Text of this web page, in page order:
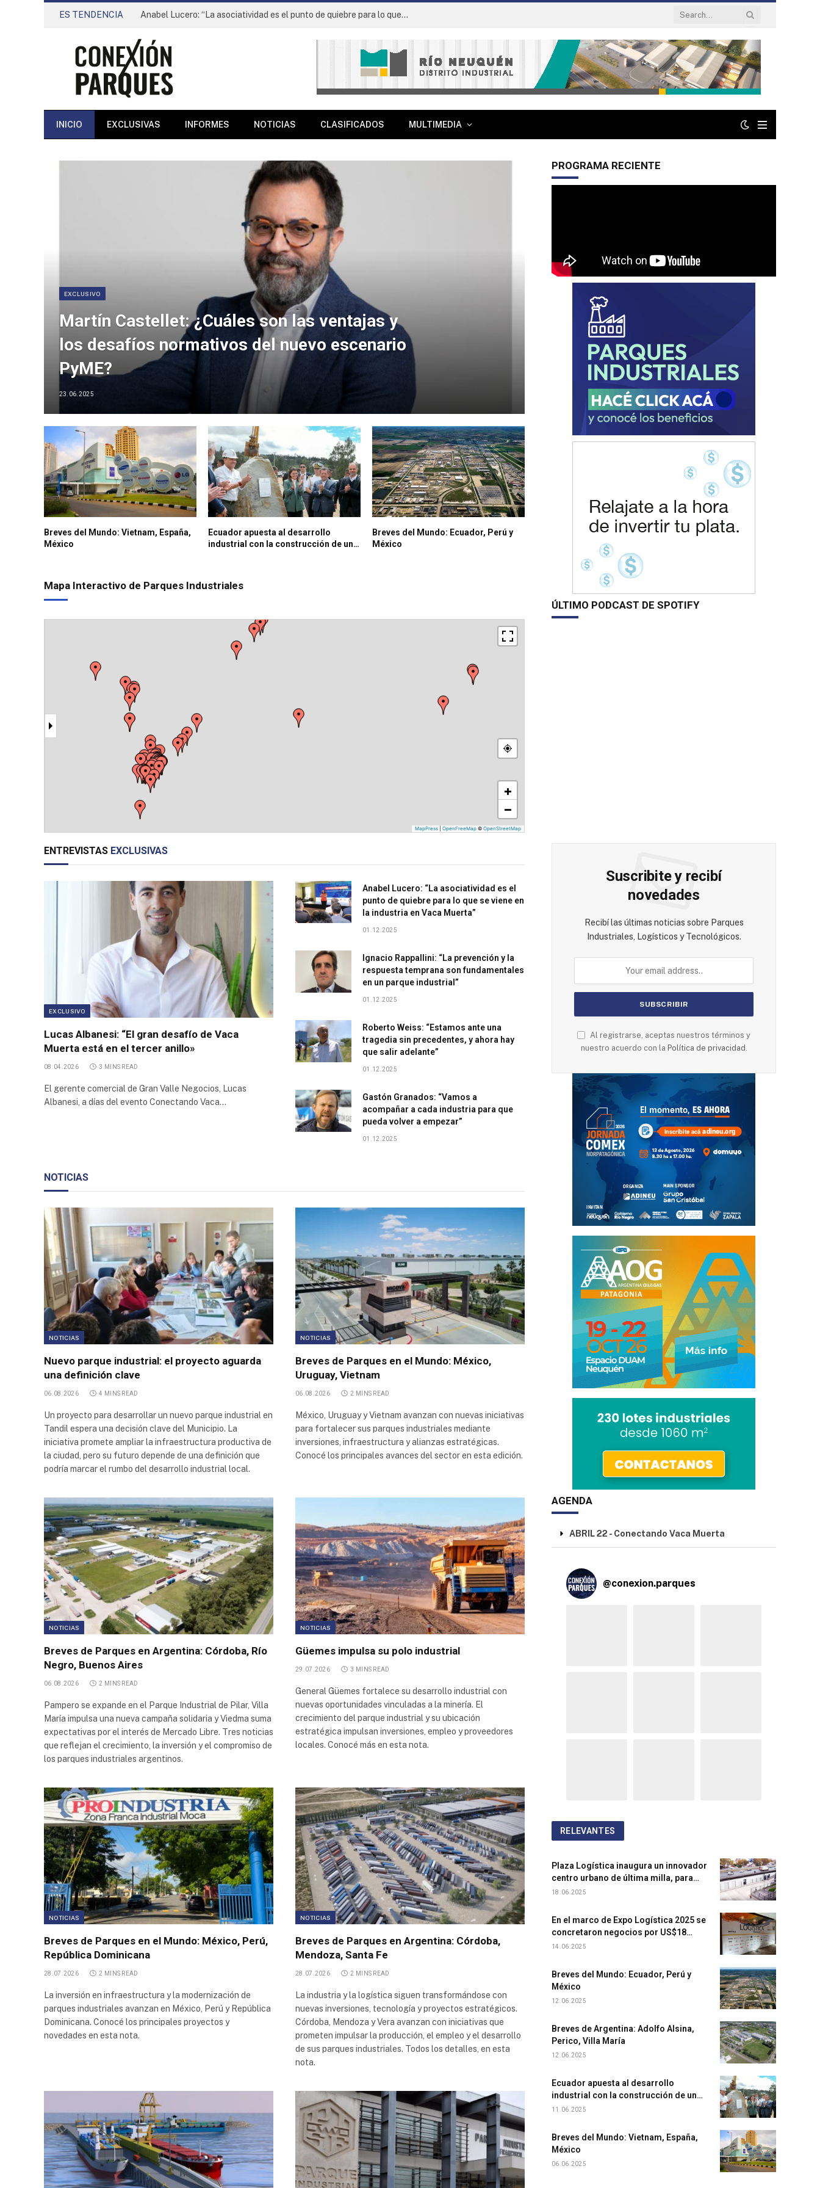
ES TENDENCIA Ignacio Rappallini: “La prevención y la respuesta temprana son fundamentales en un parque industrial”
INICIO EXCLUSIVAS INFORMES NOTICIAS CLASIFICADOS MULTIMEDIA
EXCLUSIVO
Martín Castellet: ¿Cuáles son las ventajas y
los desafíos normativos del nuevo escenario
PyME?
23.06.2025
Breves del Mundo: Vietnam, España,
México
Ecuador apuesta al desarrollo
industrial con la construcción de un
Breves del Mundo: Ecuador, Perú y
México
Mapa Interactivo de Parques Industriales
(SIP)
Chacabuco
Parque
Allen
Parque
Negro
Industrial
Desarrollo
Parque
La Reja
First Inner
Trade
Center
Industrial
Químico
Petroquímico
de la
Provincia de
Neuquén
Parque
Industrial
Cañuelas
Parque
Ruta 25
Bodega
Logistica
Industrial
Centro de
Colun San
Bernardo
Parque
Industrial
de Garín
Parque
Industrial
Provincial
Añelo
Industrial
Pyme -
Norte
Parque
Industrial
Deca
Área
Mugueta
Parque
Industrial
Casilda
Parque
Industrial
Perico
Centro de
Transferencia
de Cargas
CTC
Parque Apícola
Agroalimentario
Parque Apícola
y
Industrial
Parque
Industrial
Buen
Ayre 2
Parque
+
−
MapPress OpenFreeMap © OpenStreetMap
ENTREVISTAS EXCLUSIVAS
EXCLUSIVO
Lucas Albanesi: “El gran desafío de Vaca
Muerta está en el tercer anillo»
08.04.2026 3 MINS READ
El gerente comercial de Gran Valle Negocios, Lucas
Albanesi, a días del evento Conectando Vaca…
Anabel Lucero: “La asociatividad es el
punto de quiebre para lo que se viene en
la industria en Vaca Muerta”
01.12.2025
Ignacio Rappallini: “La prevención y la
respuesta temprana son fundamentales
en un parque industrial”
01.12.2025
Roberto Weiss: “Estamos ante una
tragedia sin precedentes, y ahora hay
que salir adelante”
01.12.2025
Gastón Granados: “Vamos a
acompañar a cada industria para que
pueda volver a empezar”
01.12.2025
NOTICIAS
NOTICIAS
Nuevo parque industrial: el proyecto aguarda
una definición clave
06.08.2026 4 MINS READ
Un proyecto para desarrollar un nuevo parque industrial en
Tandil espera una decisión clave del Municipio. La
iniciativa promete ampliar la infraestructura productiva de
la ciudad, pero su futuro depende de una definición que
podría marcar el rumbo del desarrollo industrial local.
NOTICIAS
Breves de Parques en el Mundo: México,
Uruguay, Vietnam
06.08.2026 2 MINS READ
México, Uruguay y Vietnam avanzan con nuevas iniciativas
para fortalecer sus parques industriales mediante
inversiones, infraestructura y alianzas estratégicas.
Conocé los principales avances del sector en esta edición.
NOTICIAS
Breves de Parques en Argentina: Córdoba, Río
Negro, Buenos Aires
06.08.2026 2 MINS READ
Pampero se expande en el Parque Industrial de Pilar, Villa
María impulsa una nueva campaña solidaria y Viedma suma
expectativas por el interés de Mercado Libre. Tres noticias
que reflejan el crecimiento, la inversión y el compromiso de
los parques industriales argentinos.
NOTICIAS
Güemes impulsa su polo industrial
29.07.2026 3 MINS READ
General Güemes fortalece su desarrollo industrial con
nuevas oportunidades vinculadas a la minería. El
crecimiento del parque industrial y su ubicación
estratégica impulsan inversiones, empleo y proveedores
locales. Conocé más en esta nota.
NOTICIAS
Breves de Parques en el Mundo: México, Perú,
República Dominicana
28.07.2026 2 MINS READ
La inversión en infraestructura y la modernización de
parques industriales avanzan en México, Perú y República
Dominicana. Conocé los principales proyectos y
novedades en esta nota.
NOTICIAS
Breves de Parques en Argentina: Córdoba,
Mendoza, Santa Fe
28.07.2026 2 MINS READ
La industria y la logística siguen transformándose con
nuevas inversiones, tecnología y proyectos estratégicos.
Córdoba, Mendoza y Vera avanzan con iniciativas que
prometen impulsar la producción, el empleo y el desarrollo
de sus parques industriales. Todos los detalles, en esta
nota.
PROGRAMA RECIENTE
ÚLTIMO PODCAST DE SPOTIFY
Suscribite y recibí
novedades
Recibí las últimas noticias sobre Parques
Industriales, Logísticos y Tecnológicos.
Al registrarse, aceptas nuestros términos y
nuestro acuerdo con la Política de privacidad
AGENDA
ABRIL 22 - Conectando Vaca Muerta
@conexion.parques
RELEVANTES
Plaza Logística inaugura un innovador
centro urbano de última milla, para
acelerar entregas y acercarse al
18.06.2025
En el marco de Expo Logística 2025 se
concretaron negocios por US$18
millones
14.06.2025
Breves del Mundo: Ecuador, Perú y
México
12.06.2025
Breves de Argentina: Adolfo Alsina,
Perico, Villa María
12.06.2025
Ecuador apuesta al desarrollo
industrial con la construcción de un
nuevo Eco Parque
11.06.2025
Breves del Mundo: Vietnam, España,
México
06.06.2025